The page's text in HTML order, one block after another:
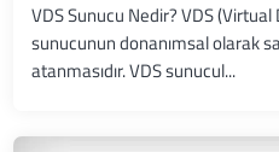
VDS Sunucu Nedir? VDS
sunucunun donanımsal olarak
atanmasıdır. VDS sunucul...